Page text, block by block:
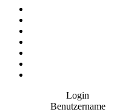
Login
Benutzername